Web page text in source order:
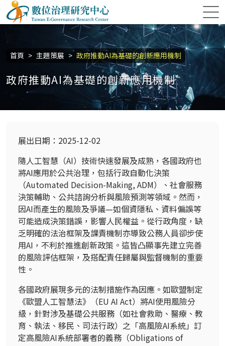
跳到主要內容區塊
數位治理研究中心
首頁 主題策展 政府推動AI為基礎的創新應用機制
:::
政府推動AI為基礎的創新應用機制
展出日期：2025-12-02
隨人工智慧（AI）技術快速發展及成熟，各國政府也
將AI應用於公共治理，包括行政自動化決策
（Automated Decision-Making, ADM）、社會服務
決策輔助、公共諮詢分析與風險預測等領域。然而，
因AI而產生的風險及爭議—如個資隱私、資料偏誤等
可能造成決策錯誤，影響人民權益。從行政角度，缺
乏明確的法治框架及課責機制亦導致公務人員卻步使
用AI ，不利於推進創新政策。這皆凸顯事先建立完善
的風險評估框架，及搭配責任歸屬與監督機制的重要
性。
各國政府展現多元的法制措施作為因應。如歐盟制定
《歐盟人工智慧法》（EU AI Act）將AI使用風險分
級，針對涉及基礎公共服務（如社會救助、醫療、教
育、執法、移民、司法行政）之「高風險AI系統」訂
定高風險AI系統部署者的義務（Obligations of